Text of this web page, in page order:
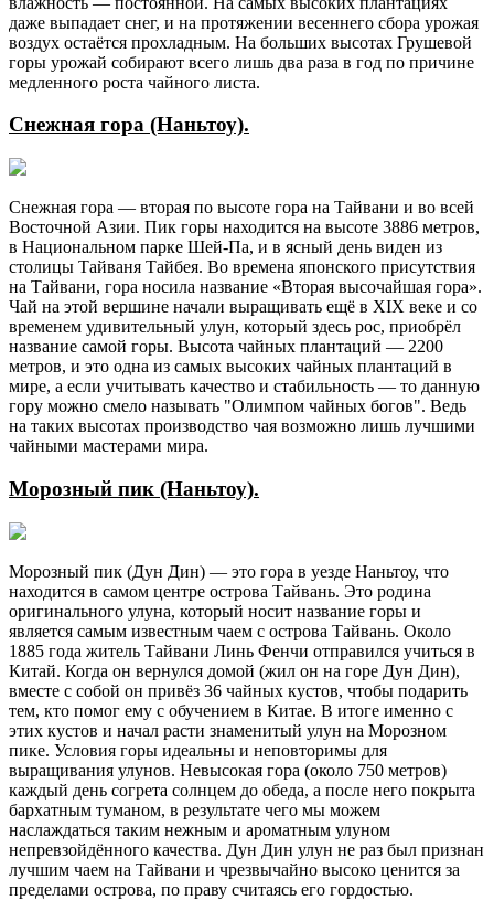
даже выпадает снег, и на протяжении весеннего сбора урожая
воздух остаётся прохладным. На больших высотах Грушевой
горы урожай собирают всего лишь два раза в год по причине
медленного роста чайного листа.
Снежная гора (Наньтоу).
Снежная гора — вторая по высоте гора на Тайвани и во всей
Восточной Азии. Пик горы находится на высоте 3886 метров,
в Национальном парке Шей-Па, и в ясный день виден из
столицы Тайваня Тайбея. Во времена японского присутствия
на Тайвани, гора носила название «Вторая высочайшая гора».
Чай на этой вершине начали выращивать ещё в XIX веке и со
временем удивительный улун, который здесь рос, приобрёл
название самой горы. Высота чайных плантаций — 2200
метров, и это одна из самых высоких чайных плантаций в
мире, а если учитывать качество и стабильность — то данную
гору можно смело называть "Олимпом чайных богов". Ведь
на таких высотах производство чая возможно лишь лучшими
чайными мастерами мира.
Морозный пик (Наньтоу).
Морозный пик (Дун Дин) — это гора в уезде Наньтоу, что
находится в самом центре острова Тайвань. Это родина
оригинального улуна, который носит название горы и
является самым известным чаем с острова Тайвань. Около
1885 года житель Тайвани Линь Фенчи отправился учиться в
Китай. Когда он вернулся домой (жил он на горе Дун Дин),
вместе с собой он привёз 36 чайных кустов, чтобы подарить
тем, кто помог ему с обучением в Китае. В итоге именно с
этих кустов и начал расти знаменитый улун на Морозном
пике. Условия горы идеальны и неповторимы для
выращивания улунов. Невысокая гора (около 750 метров)
каждый день согрета солнцем до обеда, а после него покрыта
бархатным туманом, в результате чего мы можем
наслаждаться таким нежным и ароматным улуном
непревзойдённого качества. Дун Дин улун не раз был признан
лучшим чаем на Тайвани и чрезвычайно высоко ценится за
пределами острова, по праву считаясь его гордостью.